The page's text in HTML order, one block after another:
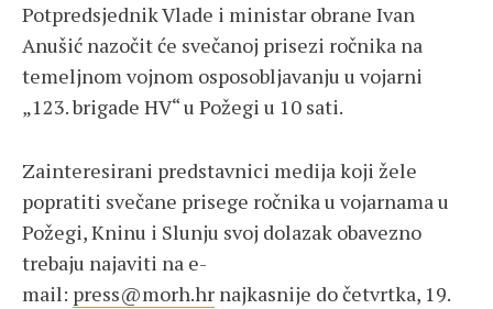
Potpredsjednik Vlade i ministar obrane Ivan
Anušić nazočit će svečanoj prisezi ročnika na
temeljnom vojnom osposobljavanju u vojarni
„123. brigade HV“ u Požegi u 10 sati.
Zainteresirani predstavnici medija koji žele
popratiti svečane prisege ročnika u vojarnama u
Požegi, Kninu i Slunju svoj dolazak obavezno
trebaju najaviti na e-
mail: press@morh.hr najkasnije do četvrtka, 19.